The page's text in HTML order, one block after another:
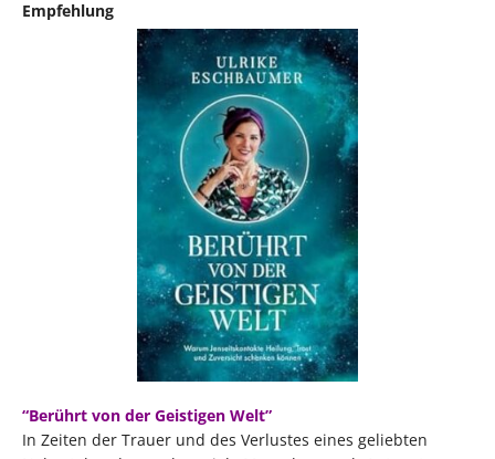
Empfehlung
“Berührt von der Geistigen Welt”
In Zeiten der Trauer und des Verlustes eines geliebten